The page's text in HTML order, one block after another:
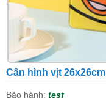
Cân hình vịt 26x26cm
Bảo hành: test